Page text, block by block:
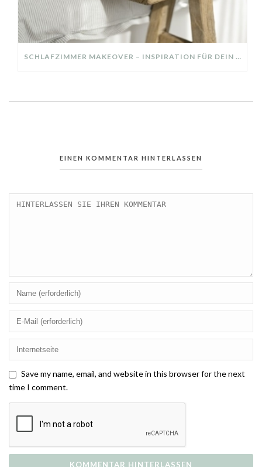
SCHLAFZIMMER MAKEOVER – INSPIRATION FÜR DEIN SCHLAFZIMMER: AUS ALT MACH NEU – HELL, GEMÜTLICH UND EINLADEND
EINEN KOMMENTAR HINTERLASSEN
Save my name, email, and website in this browser for the next
time I comment.